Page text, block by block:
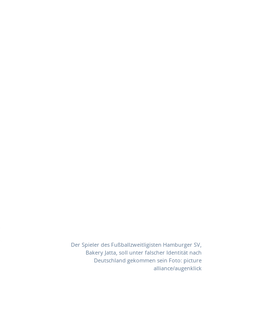
Der Spieler des Fußballzweitligisten Hamburger SV,
Bakery Jatta, soll unter falscher Identität nach
Deutschland gekommen sein Foto: picture
alliance/augenklick